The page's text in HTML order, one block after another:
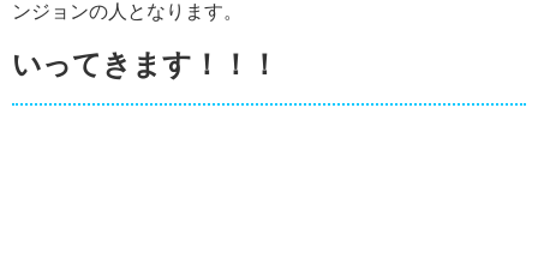
ンジョンの人となります。
いってきます！！！